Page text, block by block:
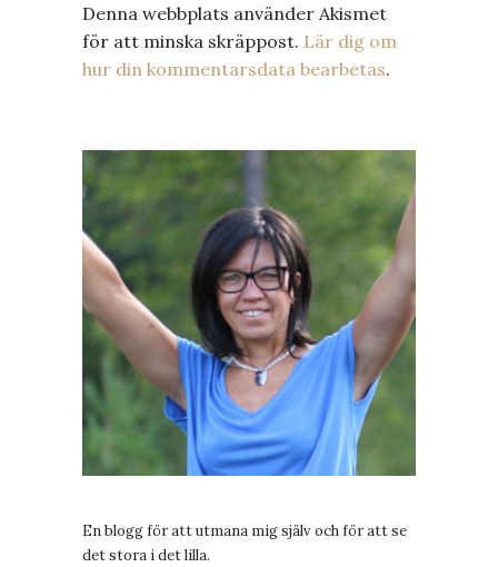
Denna webbplats använder Akismet
för att minska skräppost. Lär dig om
hur din kommentarsdata bearbetas.
En blogg för att utmana mig själv och för att se
det stora i det lilla.